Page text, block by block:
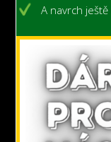
A navrch ještě